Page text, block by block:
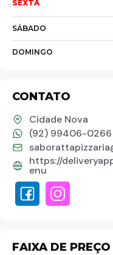
SEXTA
SÁBADO
DOMINGO
CONTATO
Cidade Nova
(92) 99406-0266
https://
enu
FAIXA DE PREÇO